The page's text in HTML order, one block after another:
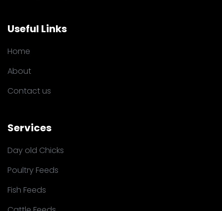
Useful Links
Home
About
Contact us
Services
Day old Chicks
Poultry Feeds
Fish Feeds